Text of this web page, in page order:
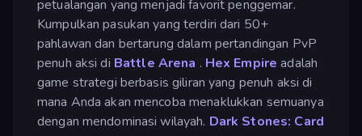
petualangan yang menjadi favorit penggemar.
Kumpulkan pasukan yang terdiri dari 50+
pahlawan dan bertarung dalam pertandingan PvP
penuh aksi di Battle Arena . Hex Empire adalah
game strategi berbasis giliran yang penuh aksi di
mana Anda akan mencoba menaklukkan semuanya
dengan mendominasi wilayah. Dark Stones: Card